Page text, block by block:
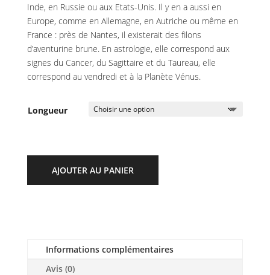
Inde, en Russie ou aux Etats-Unis. Il y en a aussi en
Europe, comme en Allemagne, en Autriche ou même en
France : près de Nantes, il existerait des filons
d’aventurine brune. En astrologie, elle correspond aux
signes du Cancer, du Sagittaire et du Taureau, elle
correspond au vendredi et à la Planète Vénus.
Longueur
AJOUTER AU PANIER
Informations complémentaires
Avis (0)